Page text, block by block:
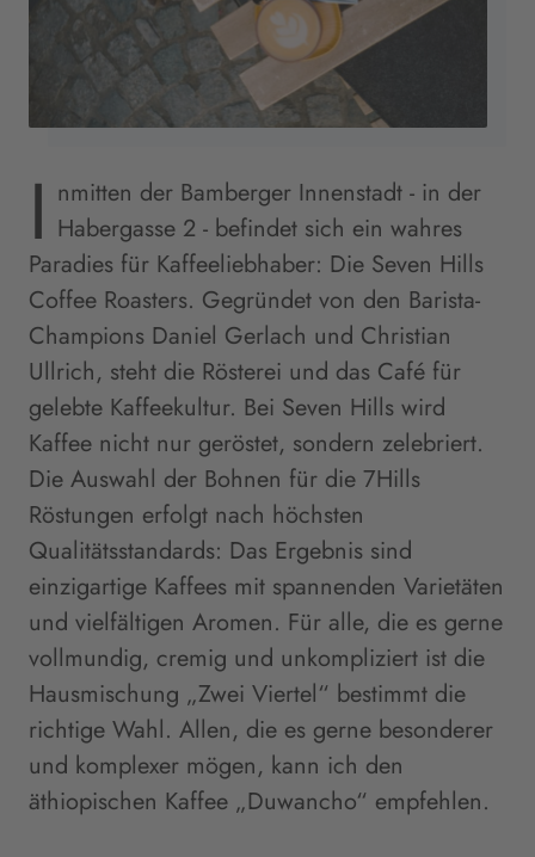
I nmitten der Bamberger Innenstadt - in der
Habergasse 2 - befindet sich ein wahres
Paradies für Kaffeeliebhaber: Die Seven Hills
Coffee Roasters. Gegründet von den Barista-
Champions Daniel Gerlach und Christian
Ullrich, steht die Rösterei und das Café für
gelebte Kaffeekultur. Bei Seven Hills wird
Kaffee nicht nur geröstet, sondern zelebriert.
Die Auswahl der Bohnen für die 7Hills
Röstungen erfolgt nach höchsten
Qualitätsstandards: Das Ergebnis sind
einzigartige Kaffees mit spannenden Varietäten
und vielfältigen Aromen. Für alle, die es gerne
vollmundig, cremig und unkompliziert ist die
Hausmischung „Zwei Viertel“ bestimmt die
richtige Wahl. Allen, die es gerne besonderer
und komplexer mögen, kann ich den
äthiopischen Kaffee „Duwancho“ empfehlen.